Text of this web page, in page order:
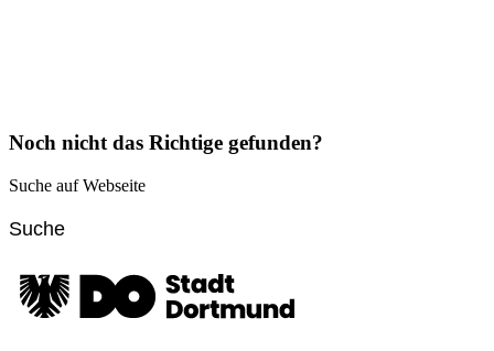
Noch nicht das Richtige gefunden?
Suche auf Webseite